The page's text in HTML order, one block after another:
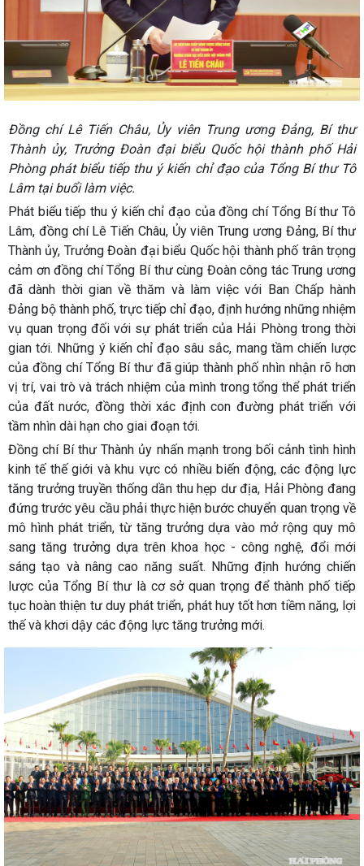
Đồng chí Lê Tiến Châu, Ủy viên Trung ương Đảng, Bí thư
Thành ủy, Trưởng Đoàn đại biểu Quốc hội thành phố Hải
Phòng phát biểu tiếp thu ý kiến chỉ đạo của Tổng Bí thư Tô
Lâm tại buổi làm việc.
Phát biểu tiếp thu ý kiến chỉ đạo của đồng chí Tổng Bí thư Tô
Lâm, đồng chí Lê Tiến Châu, Ủy viên Trung ương Đảng, Bí thư
Thành ủy, Trưởng Đoàn đại biểu Quốc hội thành phố trân trọng
cảm ơn đồng chí Tổng Bí thư cùng Đoàn công tác Trung ương
đã dành thời gian về thăm và làm việc với Ban Chấp hành
Đảng bộ thành phố, trực tiếp chỉ đạo, định hướng những nhiệm
vụ quan trọng đối với sự phát triển của Hải Phòng trong thời
gian tới. Những ý kiến chỉ đạo sâu sắc, mang tầm chiến lược
của đồng chí Tổng Bí thư đã giúp thành phố nhìn nhận rõ hơn
vị trí, vai trò và trách nhiệm của mình trong tổng thể phát triển
của đất nước, đồng thời xác định con đường phát triển với
tầm nhìn dài hạn cho giai đoạn tới.
Đồng chí Bí thư Thành ủy nhấn mạnh trong bối cảnh tình hình
kinh tế thế giới và khu vực có nhiều biến động, các động lực
tăng trưởng truyền thống dần thu hẹp dư địa, Hải Phòng đang
đứng trước yêu cầu phải thực hiện bước chuyển quan trọng về
mô hình phát triển, từ tăng trưởng dựa vào mở rộng quy mô
sang tăng trưởng dựa trên khoa học - công nghệ, đổi mới
sáng tạo và nâng cao năng suất. Những định hướng chiến
lược của Tổng Bí thư là cơ sở quan trọng để thành phố tiếp
tục hoàn thiện tư duy phát triển, phát huy tốt hơn tiềm năng, lợi
thế và khơi dậy các động lực tăng trưởng mới.